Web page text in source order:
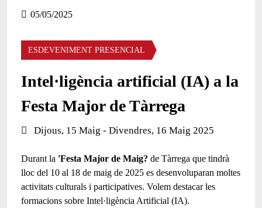
a
b
05/05/2025
ESDEVENIMENT PRESENCIAL
Intel·ligència artificial (IA) a la
Festa Major de Tàrrega
Data de l'esdeveniment:
Dijous, 15 Maig - Divendres, 16 Maig 2025
Durant la 'Festa Major de Maig? de Tàrrega que tindrà
lloc del 10 al 18 de maig de 2025 es desenvoluparan moltes
activitats culturals i participatives. Volem destacar les
formacions sobre Intel·ligència Artificial (IA).